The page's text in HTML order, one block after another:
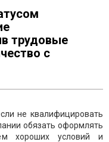
трудовые
с
не квалифицировать
обязать оформлять
хороших условий и